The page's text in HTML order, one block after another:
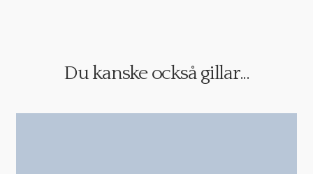
Du kanske också gillar...